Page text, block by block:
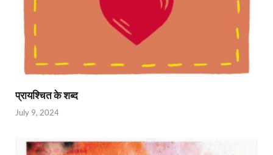
प्रायश्चित के शब्द
July 9, 2024